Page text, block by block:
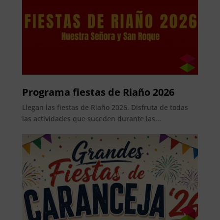
Programa fiestas de Riaño 2026
Llegan las fiestas de Riaño 2026. Disfruta de todas
las actividades que suceden durante las...